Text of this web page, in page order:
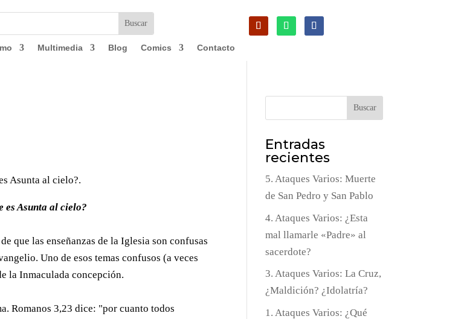
Multimedia Blog Comics Contacto
Asunta al cielo?.
es Asunta al cielo?
que las enseñanzas de la Iglesia son confusas
Uno de esos temas confusos (a veces
la Inmaculada concepción.
Romanos 3,23 dice: "por cuanto todos
Buscar
Entradas
recientes
5. Ataques Varios: Muerte
de San Pedro y San Pablo
4. Ataques Varios: ¿Esta
mal llamarle «Padre» al
sacerdote?
3. Ataques Varios: La Cruz,
¿Maldición? ¿Idolatría?
1. Ataques Varios: ¿Qué